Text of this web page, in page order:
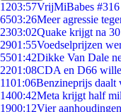
1203:57VrijMiBabes
6503:26Meer agressie
2303:02Quake krijgt na
2901:55Voedselprijzen
5501:42Dikke Van Dale
2201:08CDA en D66
1101:06Benzineprijs daalt
1400:42Meta krijgt half
1900:12Vier